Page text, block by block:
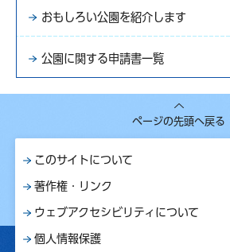
おもしろい公園を紹介します
公園に関する申請書一覧
ページの先頭へ戻る
このサイトについて
著作権・リンク
ウェブアクセシビリティについて
個人情報保護